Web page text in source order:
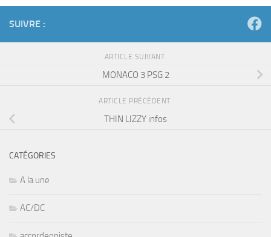
SUIVRE :
ARTICLE SUIVANT
MONACO 3 PSG 2
ARTICLE PRÉCÉDENT
THIN LIZZY infos
CATÉGORIES
A la une
AC/DC